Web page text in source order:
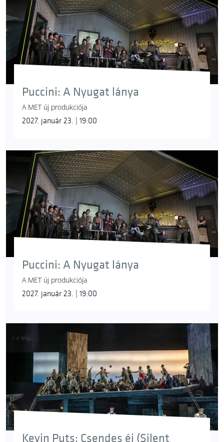
Puccini: A Nyugat lánya
A MET új produkciója
2027. január 23. | 19:00
Puccini: A Nyugat lánya
A MET új produkciója
2027. január 23. | 19:00
Kevin Puts: Csendes éj (Silent